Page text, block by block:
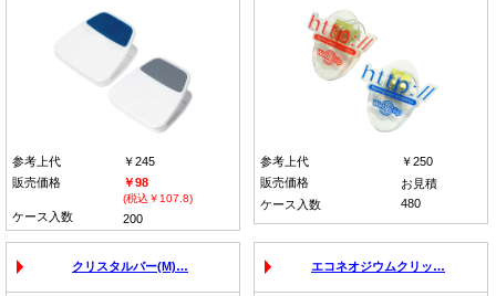
参考上代
￥245
販売価格
￥98
(税込￥107.8)
ケース入数 200
参考上代
￥250
販売価格
お見積
ケース入数
480
クリスタルバー(M)… エコネオジウムクリッ…